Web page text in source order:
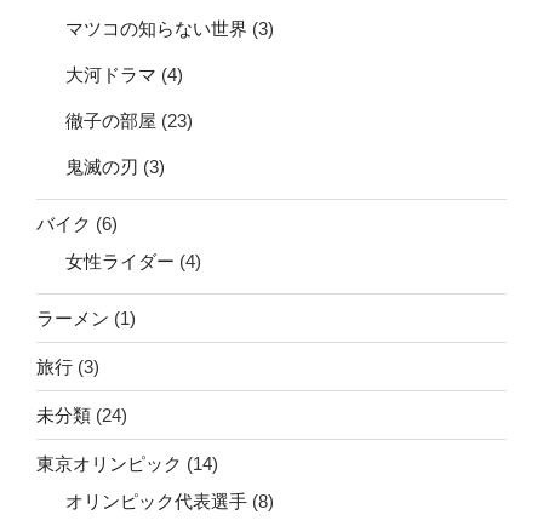
マツコの知らない世界 (3)
大河ドラマ (4)
徹子の部屋 (23)
鬼滅の刃 (3)
バイク (6)
女性ライダー (4)
ラーメン (1)
旅行 (3)
未分類 (24)
東京オリンピック (14)
オリンピック代表選手 (8)